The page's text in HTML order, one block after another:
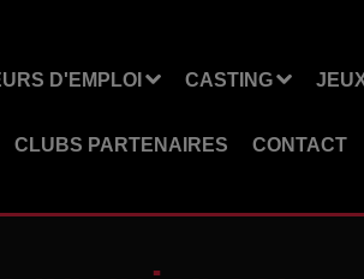
D'EMPLOI CASTING
CLUBS PARTENAIRES CONTACT